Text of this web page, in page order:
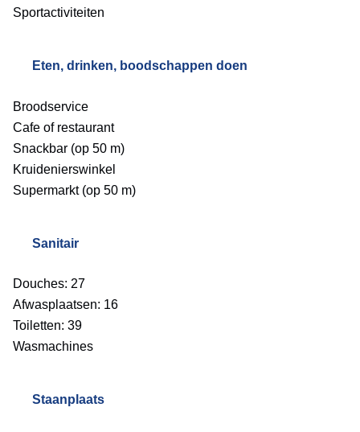
Sportactiviteiten
Eten, drinken, boodschappen doen
Broodservice
Cafe of restaurant
Snackbar (op 50 m)
Kruidenierswinkel
Supermarkt (op 50 m)
Sanitair
Douches: 27
Afwasplaatsen: 16
Toiletten: 39
Wasmachines
Staanplaats